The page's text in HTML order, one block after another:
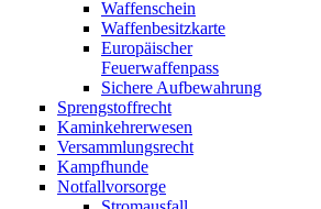
Waffenschein
Waffenbesitzkarte
Europäischer
Feuerwaffenpass
Sichere Aufbewahrung
Sprengstoffrecht
Kaminkehrerwesen
Versammlungsrecht
Kampfhunde
Notfallvorsorge